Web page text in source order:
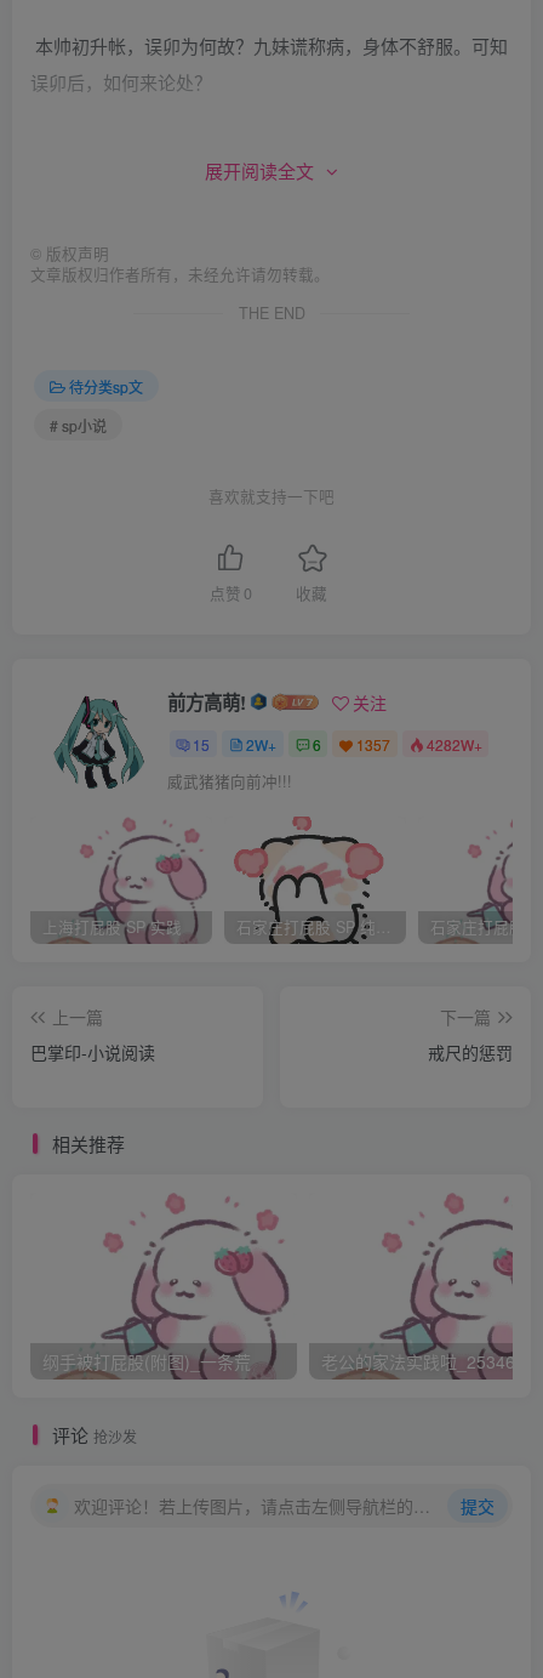
本帅初升帐，误卯为何故？九妹谎称病，身体不舒服。可知
误卯后，如何来论处？
喝令将九妹，当众打屁股！当众来裸责，重打四十五！武士
绳捆加索绑，不能挪半步。武士多野蛮，行动好粗鲁。立时
双臂被反剪，不能捂私处。一丝不能挂，实在好恐怖！忙把
身形扭，连声说不不。
来**，受刑更受辱。
元帅军令下，喝令打屁股。九妹趴在地，挺胸撅臀部。武士
板子齐落在，大腿和屁股。众将来观刑，齐把板子数。乒乒
乒乒乓，一二三四五。
九妹难忍痛，挣扎来叫苦。腰身左右摆，轻轻扭屁股。由白
双手急挣脱，忙把屁股捂。元帅穆桂英，当堂又发怒。好个
杨九妹，躲刑捂屁股。
军纪要严明，再打二十五！吓得小九妹，捂臀掩面哭。如今
展开阅读全文
© 版权声明
文章版权归作者所有，未经允许请勿转载。
THE END
待分类sp文
# sp小说
喜欢就支持一下吧
点赞 0 收藏
前方高萌! 关注
15 2W+ 6 1357 4282W+
威武猪猪向前冲!!!
上海打屁股 SP 实践 石家庄打屁股 SP 纯实践
上一篇
巴掌印-小说阅读
下一篇
戒尺的惩罚
相关推荐
纲手被打屁股(附图)_一条荒 老公的家法实践啦
评论 抢沙发
欢迎评论！若上传图片，请点击左侧导航栏的图床工具，获取图片链接。 提交